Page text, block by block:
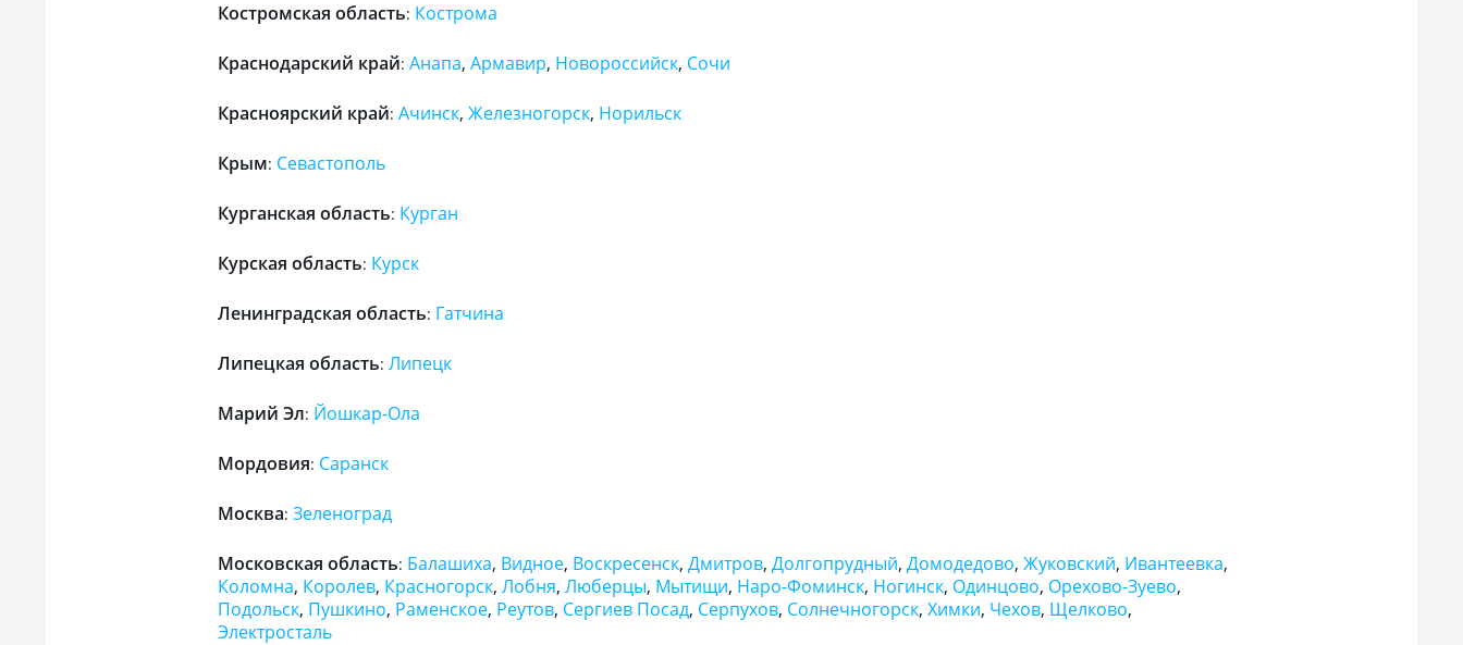
Костромская область: Кострома
Краснодарский край: Анапа, Армавир, Новороссийск, Сочи
Красноярский край: Ачинск, Железногорск, Норильск
Крым: Севастополь
Курганская область: Курган
Курская область: Курск
Ленинградская область: Гатчина
Липецкая область: Липецк
Марий Эл: Йошкар-Ола
Мордовия: Саранск
Москва: Зеленоград
Московская область: Балашиха, Видное, Воскресенск, Дмитров, Долгопрудный, Домодедово, Жуковский, Ивантеевка,
Коломна, Королев, Красногорск, Лобня, Люберцы, Мытищи, Наро-Фоминск, Ногинск, Одинцово, Орехово-Зуево,
Подольск, Пушкино, Раменское, Реутов, Сергиев Посад, Серпухов, Солнечногорск, Химки, Чехов, Щелково,
Электросталь